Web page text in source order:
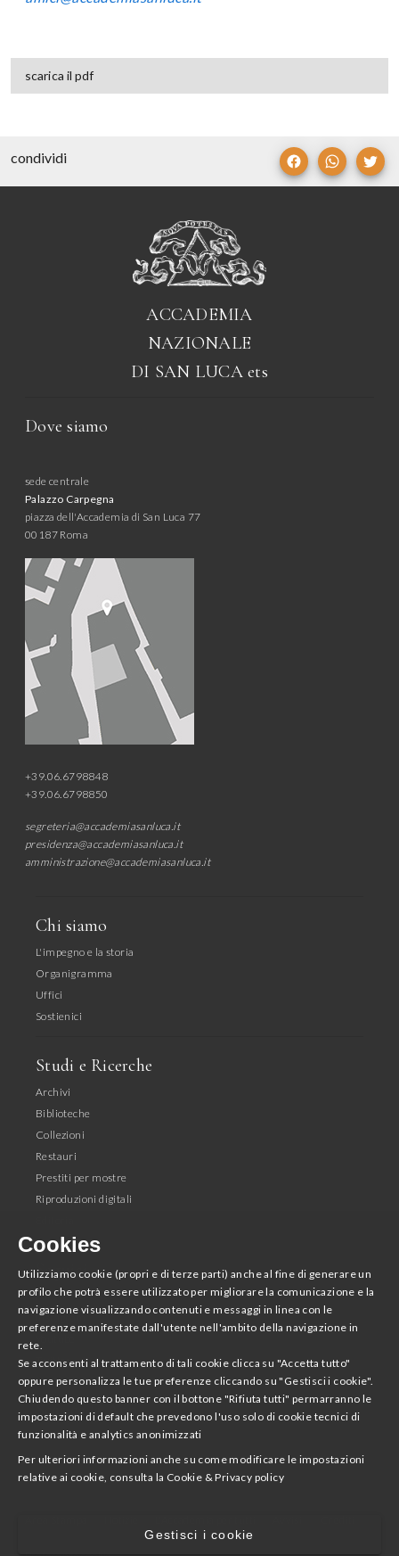
scarica il pdf
condividi
ACCADEMIA
NAZIONALE
DI SAN LUCAets
Dove siamo
sede centrale
Palazzo Carpegna
piazza dell'Accademia di San Luca 77
00187 Roma
+39.06.6798848
+39.06.6798850
segreteria@accademiasanluca.it
presidenza@accademiasanluca.it
amministrazione@accademiasanluca.it
Chi siamo
L'impegno e la storia
Organigramma
Uffici
Sostienici
Studi e Ricerche
Archivi
Biblioteche
Collezioni
Restauri
Prestiti per mostre
Riproduzioni digitali
Seguici
Facebook
Instagram
Twitter
Scarica la App
Accademia Nazionale di San Luca
Cookies
Utilizziamo cookie (propri e di terze parti) anche al fine di generare un
profilo che potrà essere utilizzato per migliorare la comunicazione e la
navigazione visualizzando contenuti e messaggi in linea con le
preferenze manifestate dall'utente nell'ambito della navigazione in
rete.
Se acconsenti al trattamento di tali cookie clicca su "Accetta tutto"
oppure personalizza le tue preferenze cliccando su "Gestisci i cookie".
Chiudendo questo banner con il bottone "Rifiuta tutti" permarranno le
impostazioni di default che prevedono l'uso solo di cookie tecnici di
funzionalità e analytics anonimizzati
Per ulteriori informazioni anche su come modificare le impostazioni
relative ai cookie, consulta la Cookie & Privacy policy
Gestisci i cookie